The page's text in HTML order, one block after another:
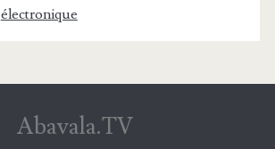
électronique
Abavala.TV